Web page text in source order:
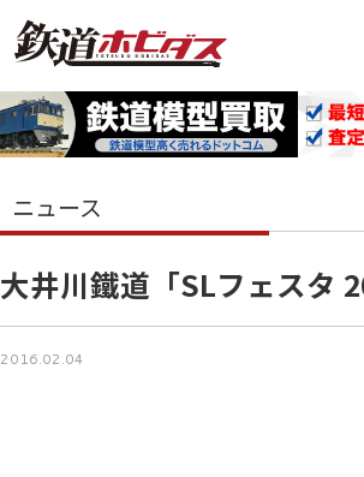
ニュース
大井川鐵道「SLフェスタ
2016.02.04